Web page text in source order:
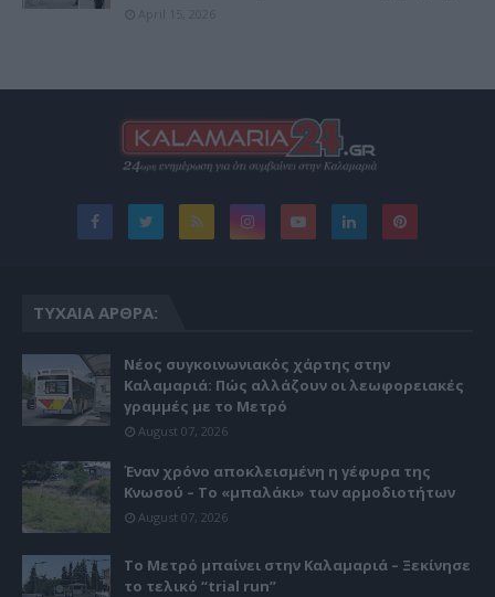
ΤΥΧΑΊΑ ΆΡΘΡΑ:
Νέος συγκοινωνιακός χάρτης στην
Καλαμαριά: Πώς αλλάζουν οι λεωφορειακές
γραμμές με το Μετρό
August 07, 2026
Έναν χρόνο αποκλεισμένη η γέφυρα της
Κνωσού – Το «μπαλάκι» των αρμοδιοτήτων
August 07, 2026
Το Μετρό μπαίνει στην Καλαμαριά – Ξεκίνησε
το τελικό “trial run”